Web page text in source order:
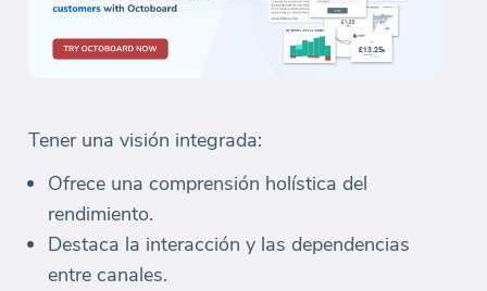
Tener una visión integrada:
Ofrece una comprensión holística del
rendimiento.
Destaca la interacción y las dependencias
entre canales.